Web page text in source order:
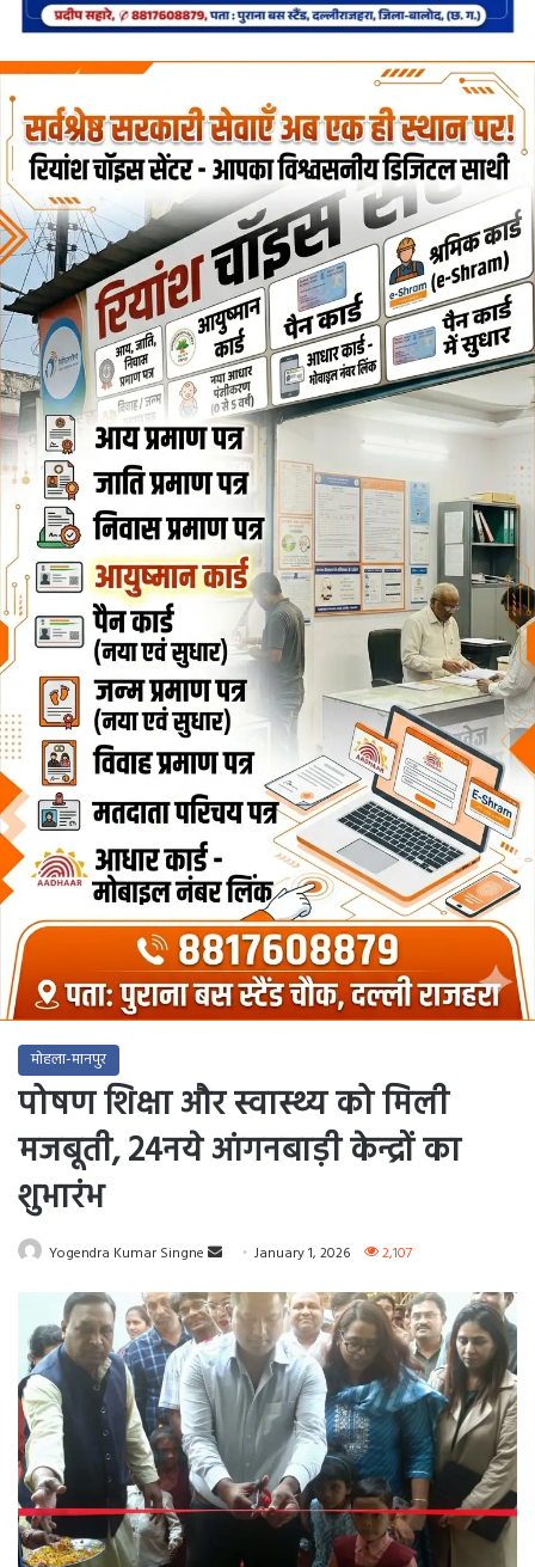
मोहला-मानपुर
पोषण शिक्षा और स्वास्थ्य को मिली
मजबूती, 24नये आंगनबाड़ी केन्द्रों का
शुभारंभ
Yogendra Kumar Singne
Send
email
January 1, 2026 2,107